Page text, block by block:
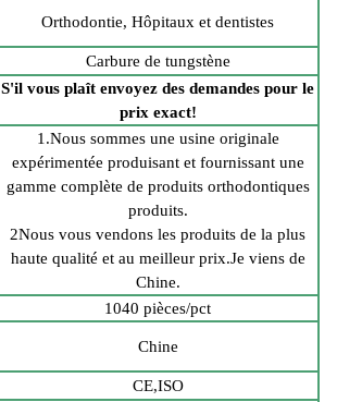
Orthodontie, Hôpitaux et dentistes
Carbure de tungstène
S'il vous plaît envoyez des demandes pour le
prix exact!
1.Nous sommes une usine originale
expérimentée produisant et fournissant une
gamme complète de produits orthodontiques
produits.
2Nous vous vendons les produits de la plus
haute qualité et au meilleur prix.Je viens de
Chine.
1040 pièces/pct
Chine
CE,ISO